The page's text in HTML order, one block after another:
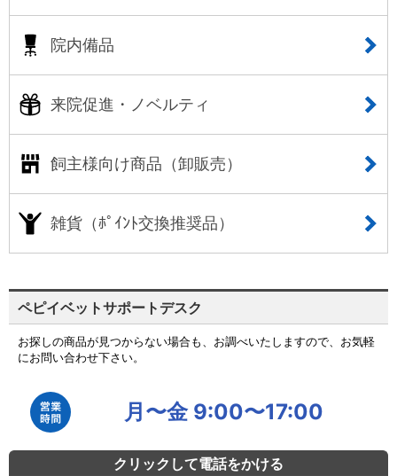
院内備品
来院促進・ノベルティ
飼主様向け商品（卸販売）
雑貨（ﾎﾟｲﾝﾄ交換推奨品）
ペピイベットサポートデスク
お探しの商品が見つからない場合も、お調べいたしますので、お気軽
にお問い合わせ下さい。
月〜金 9:00〜17:00
クリックして電話をかける